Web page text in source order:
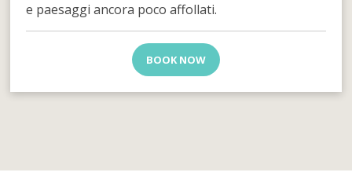
e paesaggi ancora poco affollati.
BOOK NOW